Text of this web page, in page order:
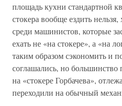
площадь кухни стандартной
стокера вообще ездить
среди машинистов, которые
ехать не «на стокере», а «на
таким образом сэкономить и
соглашались, но большинство
на «стокере Горбачева»,
переходили на обычный